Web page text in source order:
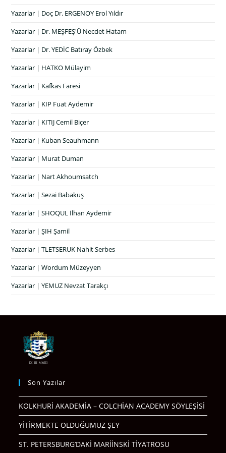
Yazarlar | Doç Dr. ERGENOY Erol Yıldır
Yazarlar | Dr. MEŞFEŞ'Ü Necdet Hatam
Yazarlar | Dr. YEDİC Batıray Özbek
Yazarlar | HATKO Mülayim
Yazarlar | Kafkas Faresi
Yazarlar | KIP Fuat Aydemir
Yazarlar | KITIJ Cemil Biçer
Yazarlar | Kuban Seauhmann
Yazarlar | Murat Duman
Yazarlar | Nart Akhoumsatch
Yazarlar | Sezai Babakuş
Yazarlar | SHOQUL İlhan Aydemir
Yazarlar | ŞIH Şamil
Yazarlar | TLETSERUK Nahit Serbes
Yazarlar | Wordum Müzeyyen
Yazarlar | YEMUZ Nevzat Tarakçı
Son Yazılar
KOLKHURİ AKADEMİA – COLCHİAN ACADEMY SÖYLEŞİSİ
YİTİRMEKTE OLDUĞUMUZ ŞEY
ST. PETERSBURG’DAKİ MARİİNSKİ TİYATROSU